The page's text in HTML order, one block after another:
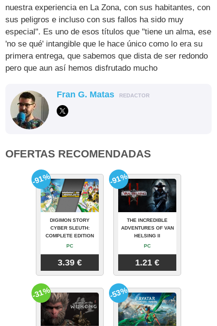
nuestra experiencia en La Zona, con sus habitantes, con
sus peligros e incluso con sus fallos ha sido muy
especial". Es uno de esos títulos que "tiene un alma, ese
'no se qué' intangible que le hace único como lo era su
primera entrega, que sabemos que dista de ser redondo
pero que aun así hemos disfrutado mucho
Fran G. Matas REDACTOR
OFERTAS RECOMENDADAS
DIGIMON STORY
CYBER SLEUTH:
COMPLETE EDITION
PC
3.39 €
-91%
THE INCREDIBLE
ADVENTURES OF VAN
HELSING II
PC
1.21 €
-91%
-31% -53%